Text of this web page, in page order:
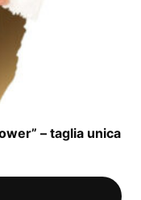
– taglia unica